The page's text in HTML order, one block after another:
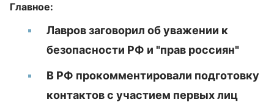
Главное:
Лавров заговорил об уважении к
безопасности РФ и "прав россиян"
В РФ прокомментировали подготовку
контактов с участием первых лиц